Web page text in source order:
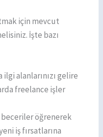
için mevcut
İşte bazı
ilgi alanlarınızı gelire
freelance işler
beceriler öğrenerek
iş fırsatlarına